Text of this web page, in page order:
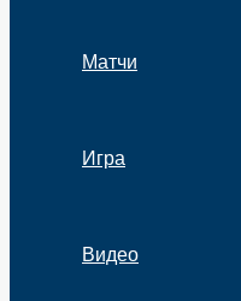
Матчи
Игра
Видео